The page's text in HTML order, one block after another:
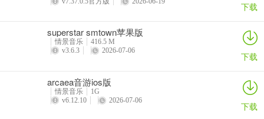
6、游戏过程是以击打节拍主进行的，建议开启音乐游玩会更有感觉。
下载
superstar smtown苹果版
情景音乐
416.5 M
v3.6.3
2026-07-06 下载
arcaea音游ios版
情景音乐
1G
v6.12.10
2026-07-06 下载